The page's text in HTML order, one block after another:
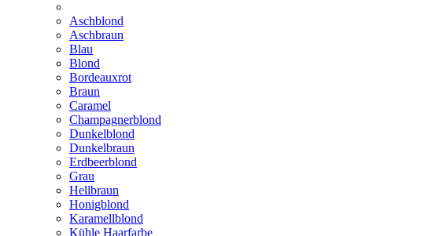
Aschblond
Aschbraun
Blau
Blond
Bordeauxrot
Braun
Caramel
Champagnerblond
Dunkelblond
Dunkelbraun
Erdbeerblond
Grau
Hellbraun
Honigblond
Karamellblond
Kühle Haarfarbe